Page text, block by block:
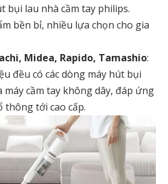
bụi lau nhà cầm tay philips.
bền bỉ, nhiều lựa chọn cho gia
Midea, Rapido, Tamashio:
đều có các dòng máy hút bụi
máy cầm tay không dây, đáp ứng
thông tới cao cấp.